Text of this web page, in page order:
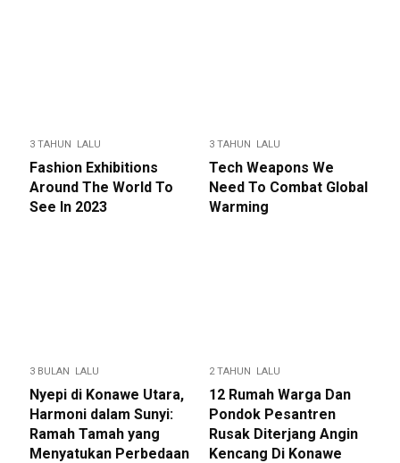
3 TAHUN LALU
Fashion Exhibitions
Around The World To
See In 2023
3 TAHUN LALU
Tech Weapons We
Need To Combat Global
Warming
3 BULAN LALU
Nyepi di Konawe Utara,
Harmoni dalam Sunyi:
Ramah Tamah yang
Menyatukan Perbedaan
2 TAHUN LALU
12 Rumah Warga Dan
Pondok Pesantren
Rusak Diterjang Angin
Kencang Di Konawe